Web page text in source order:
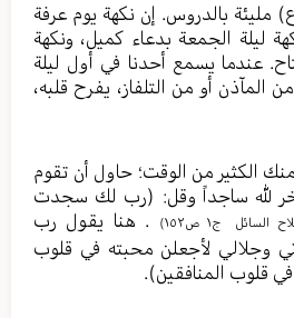
مليئة بالدروس. إن نكهة يوم عرفة
ليلة الجمعة بدعاء كميل، ونكهة
عندما يسمع أحدنا في أول ليلة
المآذن أو من التلفاز، يفرح قلبه،
الكثير من الوقت؛ حاول أن تقوم
خر لله ساجداً وقل: (رب لك سجدت
السائل ج١ ص١٥٢)
. هنا يقول رب
وجلالي لأجعلن محبته في قلوب
قلوب المنافقين).